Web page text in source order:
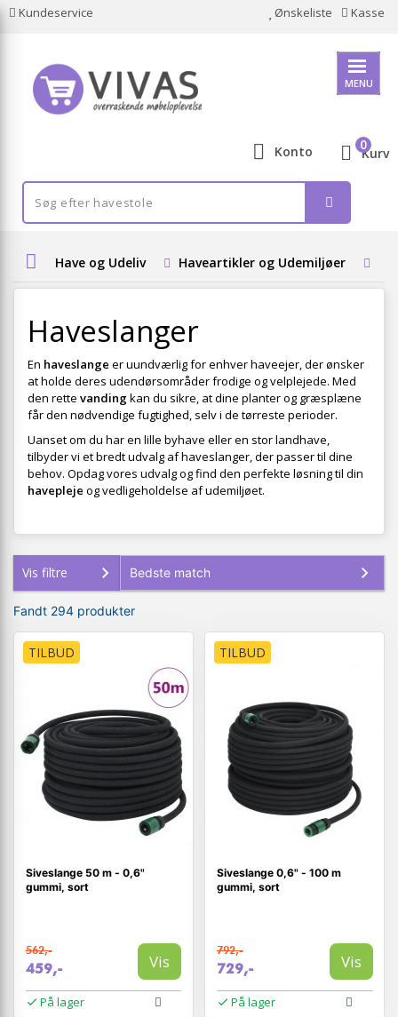
Kundeservice Ønskeliste Kasse
MENU
Konto Kurv
0
Have og Udeliv Haveartikler og Udemiljøer
Haveslanger
En haveslange er uundværlig for enhver haveejer, der ønsker
at holde deres udendørsområder frodige og velplejede. Med
den rette vandingkan du sikre, at dine planter og græsplæne
får den nødvendige fugtighed, selv i de tørreste perioder.
Uanset om du har en lille byhave eller en stor landhave,
tilbyder vi et bredt udvalg af haveslanger, der passer til dine
behov. Opdag vores udvalg og find den perfekte løsning til din
havepleje og vedligeholdelse af udemiljøet.
Vis filtre
Fandt 294 produkter
TILBUD
Siveslange 50 m - 0,6"
gummi, sort
562,-
459,- Vis
På lager
TILBUD
Siveslange 0,6" - 100 m
gummi, sort
792,-
729,- Vis
På lager